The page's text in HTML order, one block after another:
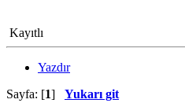
Kayıtlı
Yazdır
Sayfa: [1] Yukarı git